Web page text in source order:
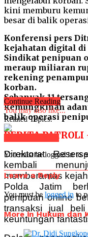
Konferensi pers
kejahatan digital di
Sindikat penipuan
meraup miliaran
rekening
korban.
Sebanyak 11
kemungkinan
balik operasi
BERITA PATROLI
Direktorat
kembali
memberantas
Polda Jatim
penipuan online
transaksi jual
keuntungan
Continue Reading
You may also like...
Related Topics:
You must be logged in to
Leave a Reply
You must be logged in to
More in Hukum dan